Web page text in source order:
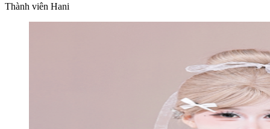
Thành viên Hani